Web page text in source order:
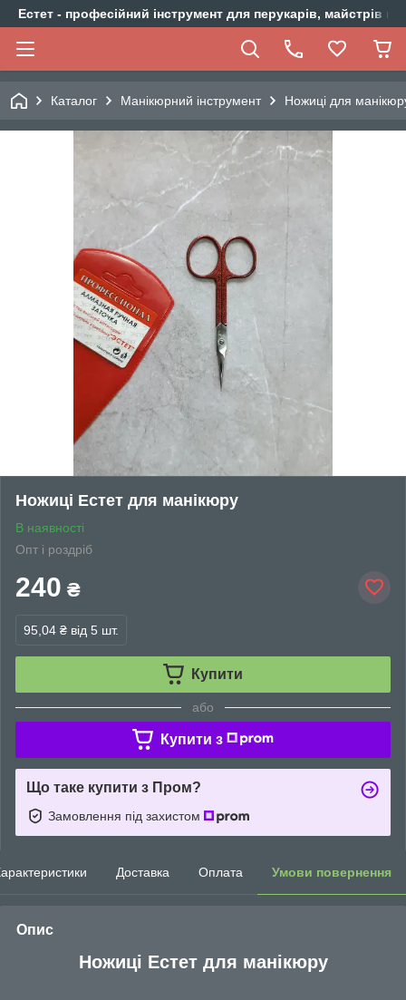
Естет - професійний інструмент для перукарів, майстрів
Каталог Манікюрний інструмент Ножиці для
Ножиці Естет для манікюру
В наявності
Опт і роздріб
240 ₴
95,04 ₴ від 5 шт.
Купити
або
Купити з
Що таке купити з Пром?
Замовлення під захистом
Доставка Оплата Умови повернення
Опис
Ножиці Естет для манікюру